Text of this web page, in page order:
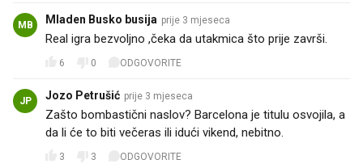
MB Mladen Busko busija prije 3 mjeseca
Real igra bezvoljno ,čeka da utakmica što prije završi.
6 0 ODGOVORITE
JP Jozo Petrušić prije 3 mjeseca
Zašto bombastični naslov? Barcelona je titulu osvojila, a
da li će to biti večeras ili idući vikend, nebitno.
3 3 ODGOVORITE